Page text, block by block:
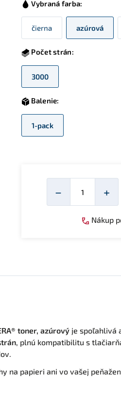
Vybraná farba:
čierna azúrová
Počet strán:
3000
Balenie:
1-pack
−
Množství
+
Nákup
toner, azúrový je spoľahlivá
, plnú kompatibilitu s
na papieri ani vo vašej